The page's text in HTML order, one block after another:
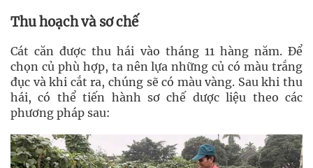
Thu hoạch và sơ chế
Cát căn được thu hái vào tháng 11 hàng năm. Để
chọn củ phù hợp, ta nên lựa những củ có màu trắng
đục và khi cắt ra, chúng sẽ có màu vàng. Sau khi thu
hái, có thể tiến hành sơ chế dược liệu theo các
phương pháp sau: